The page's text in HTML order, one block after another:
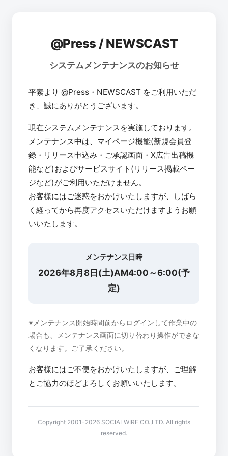
@Press / NEWSCAST
システムメンテナンスのお知らせ
平素より @Press・NEWSCAST をご利用いただ
き、誠にありがとうございます。
現在システムメンテナンスを実施しております。
メンテナンス中は、マイページ機能(新規会員登
録・リリース申込み・ご承認画面・X広告出稿機
能など)およびサービスサイト(リリース掲載ペー
ジなど)がご利用いただけません。
お客様にはご迷惑をおかけいたしますが、しばら
く経ってから再度アクセスいただけますようお願
いいたします。
メンテナンス日時
2026年8月8日(土)AM4:00～6:00(予
定)
※メンテナンス開始時間前からログインして作業中の
場合も、メンテナンス画面に切り替わり操作ができな
くなります。ご了承ください。
お客様にはご不便をおかけいたしますが、ご理解
とご協力のほどよろしくお願いいたします。
Copyright 2001-2026 SOCIALWIRE CO.,LTD. All rights
reserved.